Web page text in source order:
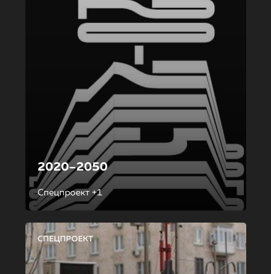
2020–2050
Спецпроект +1
СПЕЦПРОЕКТ